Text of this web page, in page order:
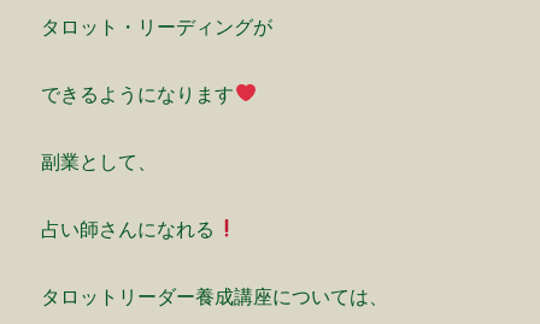
タロット・リーディングが
できるようになります
副業として、
占い師さんになれる
タロットリーダー養成講座については、